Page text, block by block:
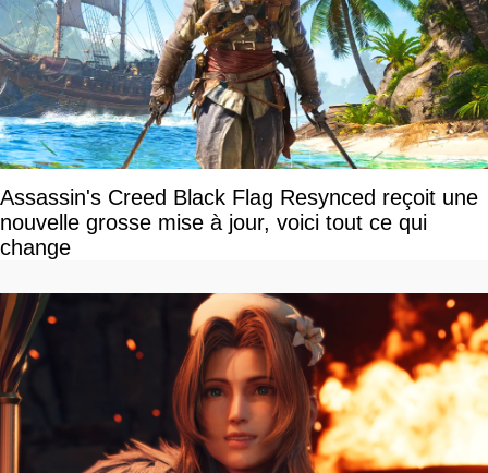
Assassin's Creed Black Flag Resynced reçoit une
nouvelle grosse mise à jour, voici tout ce qui
change